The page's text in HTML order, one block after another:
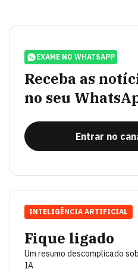
EXAME NO WHATSAPP
Receba as
no seu
Entrar no
Fique ligado
Um resumo descomplicado
IA
INTELIGÊNCIA ARTIFICIAL